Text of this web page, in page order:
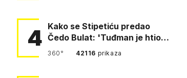
4 Kako se Stipetiću predao
Čedo Bulat: 'Tuđman je htio
da se prerušim u ženu'
360° 42116 prikaza